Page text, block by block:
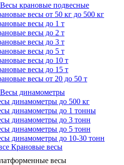
Весы крановые подвесные
весы от 50 кг до 500 кг
весы до 1 т
весы до 2 т
весы до 3 т
весы до 5 т
весы до 10 т
весы до 15 т
весы от 20 до 50 т
Весы динамометры
динамометры до 500 кг
динамометры до 1 тонны
динамометры до 3 тонн
динамометры до 5 тонн
динамометры до 10-30 тонн
Крановые весы
весы